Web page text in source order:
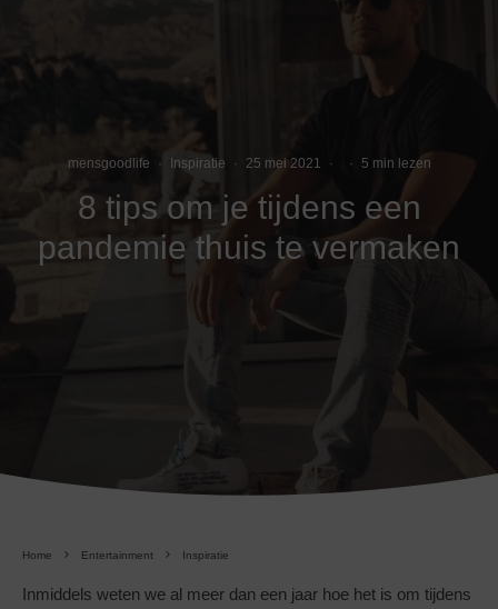
mensgoodlife · Inspiratie · 25 mei 2021 · · 5 min lezen
8 tips om je tijdens een
pandemie thuis te vermaken
Home Entertainment Inspiratie
Inmiddels weten we al meer dan een jaar hoe het is om tijdens